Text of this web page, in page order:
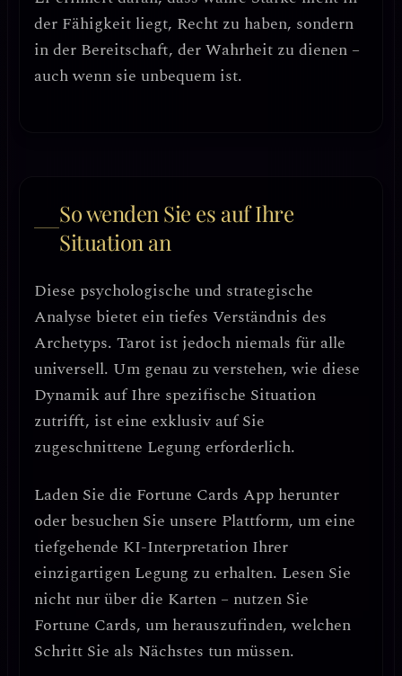
der Fähigkeit liegt, Recht zu haben, sondern
in der Bereitschaft, der Wahrheit zu dienen –
auch wenn sie unbequem ist.
So wenden Sie es auf Ihre
Situation an
Diese psychologische und strategische
Analyse bietet ein tiefes Verständnis des
Archetyps. Tarot ist jedoch niemals für alle
universell. Um genau zu verstehen, wie diese
Dynamik auf Ihre spezifische Situation
zutrifft, ist eine exklusiv auf Sie
zugeschnittene Legung erforderlich.
Laden Sie die Fortune Cards App herunter
oder besuchen Sie unsere Plattform, um eine
tiefgehende KI-Interpretation Ihrer
einzigartigen Legung zu erhalten. Lesen Sie
nicht nur über die Karten – nutzen Sie
Fortune Cards, um herauszufinden, welchen
Schritt Sie als Nächstes tun müssen.